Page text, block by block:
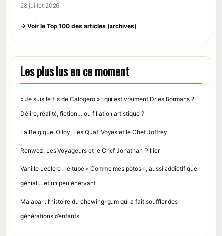
28 juillet 2026
→ Voir le Top 100 des articles (archives)
Les plus lus en ce moment
« Je suis le fils de Calogero » : qui est vraiment Dries Bormans ?
Délire, réalité, fiction… ou filiation artistique ?
La Belgique, Olloy, Les Quat’ Voyes et le Chef Joffrey
Renwez, Les Voyageurs et le Chef Jonathan Pillier
Vanille Leclerc : le tube « Comme mes potos », aussi addictif que
génial… et un peu énervant
Malabar : l’histoire du chewing-gum qui a fait souffler des
générations d’enfants